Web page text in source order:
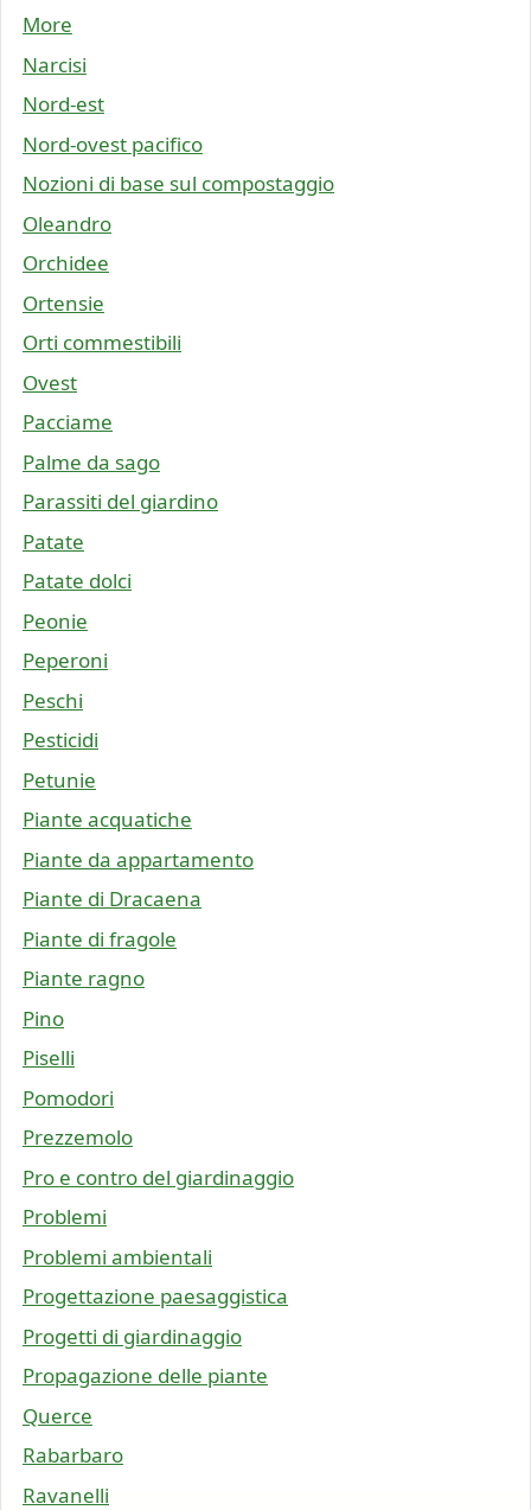
More
Narcisi
Nord-est
Nord-ovest pacifico
Nozioni di base sul compostaggio
Oleandro
Orchidee
Ortensie
Orti commestibili
Ovest
Pacciame
Palme da sago
Parassiti del giardino
Patate
Patate dolci
Peonie
Peperoni
Peschi
Pesticidi
Petunie
Piante acquatiche
Piante da appartamento
Piante di Dracaena
Piante di fragole
Piante ragno
Pino
Piselli
Pomodori
Prezzemolo
Pro e contro del giardinaggio
Problemi
Problemi ambientali
Progettazione paesaggistica
Progetti di giardinaggio
Propagazione delle piante
Querce
Rabarbaro
Ravanelli